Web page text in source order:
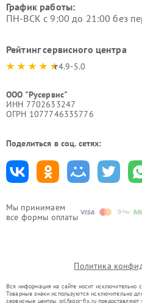
Мы принимаем
все формы оплаты
График работы:
ПН-ВСК с 9:00 до 21:00 без
Рейтинг сервисного центра
4.9-5.0
ООО "Русервис"
ИНН 7702633247
ОГРН 1077746335776
Поделиться в соц. сетях:
Политика
Вся информация на сайте носит исключительно
Товарные знаки используются исключительно
сервисные центры orl.fagor-fix.ru предоставляют